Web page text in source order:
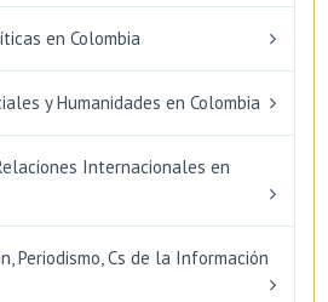
en Colombia
y Humanidades en Colombia
Internacionales en
Periodismo, Cs de la Información